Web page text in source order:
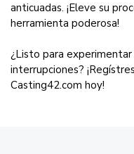
anticuadas. ¡Eleve su
herramienta poderosa!
¿Listo para experimentar
interrupciones?
Casting42.com hoy!